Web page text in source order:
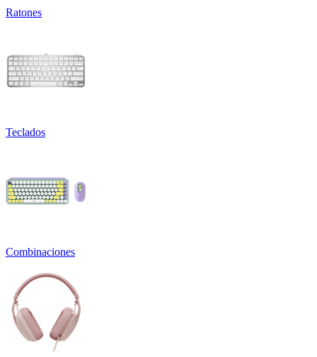
Ratones
Teclados
Combinaciones